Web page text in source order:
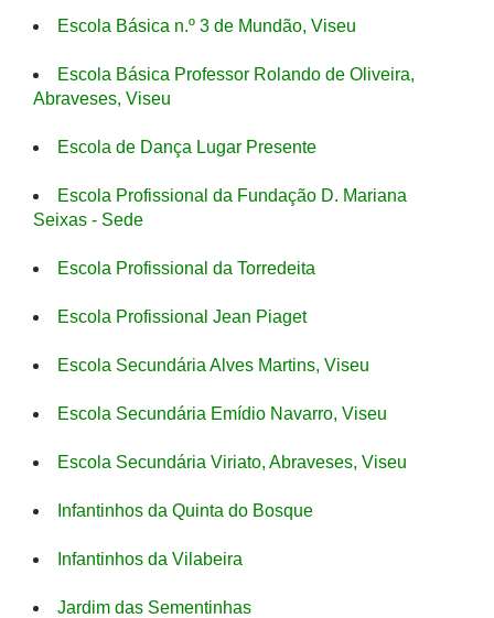
Escola Básica n.º 3 de Mundão, Viseu
Escola Básica Professor Rolando de Oliveira,
Abraveses, Viseu
Escola de Dança Lugar Presente
Escola Profissional da Fundação D. Mariana
Seixas - Sede
Escola Profissional da Torredeita
Escola Profissional Jean Piaget
Escola Secundária Alves Martins, Viseu
Escola Secundária Emídio Navarro, Viseu
Escola Secundária Viriato, Abraveses, Viseu
Infantinhos da Quinta do Bosque
Infantinhos da Vilabeira
Jardim das Sementinhas